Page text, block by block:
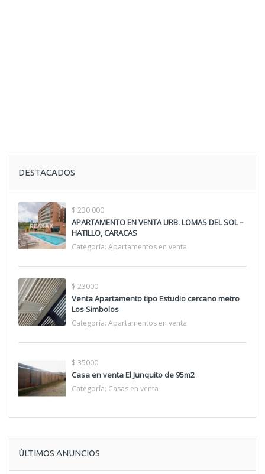
DESTACADOS
$ 230.000
APARTAMENTO EN VENTA URB. LOMAS DEL SOL –
HATILLO, CARACAS
Categoría: Apartamentos en venta
$ 23000
Venta Apartamento tipo Estudio cercano metro
Los Simbolos
Categoría: Apartamentos en venta
$ 35000
Casa en venta El Junquito de 95m2
Categoría: Casas en venta
ÚLTIMOS ANUNCIOS